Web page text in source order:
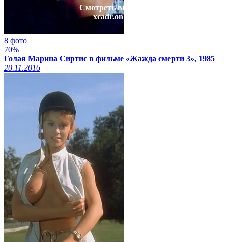
Смотреть видео на
xcadr.online
8 фото
70%
Голая Марина Сиртис в фильме «Жажда смерти 3», 1985
20.11.2016